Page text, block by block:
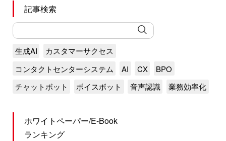
記事検索
生成AI
カスタマーサクセス
コンタクトセンターシステム
AI CX
BPO
チャットボット
ボイスボット 音声認識 業務効率化
ホワイトペーパー/E-Book
ランキング